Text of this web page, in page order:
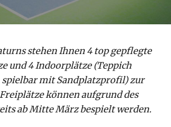
stehen Ihnen 4 top gepflegte
und 4 Indoorplätze (Teppich
mit Sandplatzprofil) zur
können aufgrund des
ab Mitte März bespielt werden.